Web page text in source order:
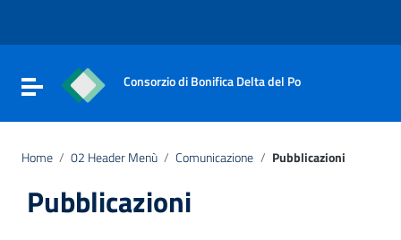
Vai al footer
Attiva / disattiva la navigazione
Consorzio di Bonifica Delta del Po
Home / 02 Header Menù / Comunicazione / Pubblicazioni
Pubblicazioni